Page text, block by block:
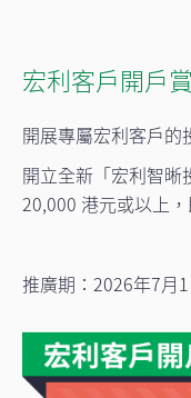
宏利客戶開戶
開展專屬宏利客戶的
開立全新「宏利智晰
20,000 港元或以上
推廣期：2026年7月